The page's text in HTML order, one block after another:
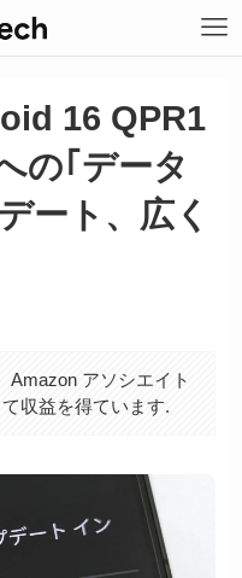
16 QPR1
の｢データ
ート、広く
Amazon アソシエイト
収益を得ています.